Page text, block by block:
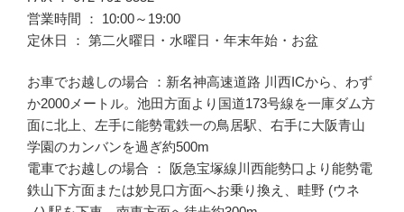
営業時間 ： 10:00～19:00
定休日 ： 第二火曜日・水曜日・年末年始・お盆
お車でお越しの場合 ：新名神高速道路 川西ICから、わず
か2000メートル。池田方面より国道173号線を一庫ダム方
面に北上、左手に能勢電鉄一の鳥居駅、右手に大阪青山
学園のカンバンを過ぎ約500m
電車でお越しの場合 ： 阪急宝塚線川西能勢口より能勢電
鉄山下方面または妙見口方面へお乗り換え、畦野 (ウネ